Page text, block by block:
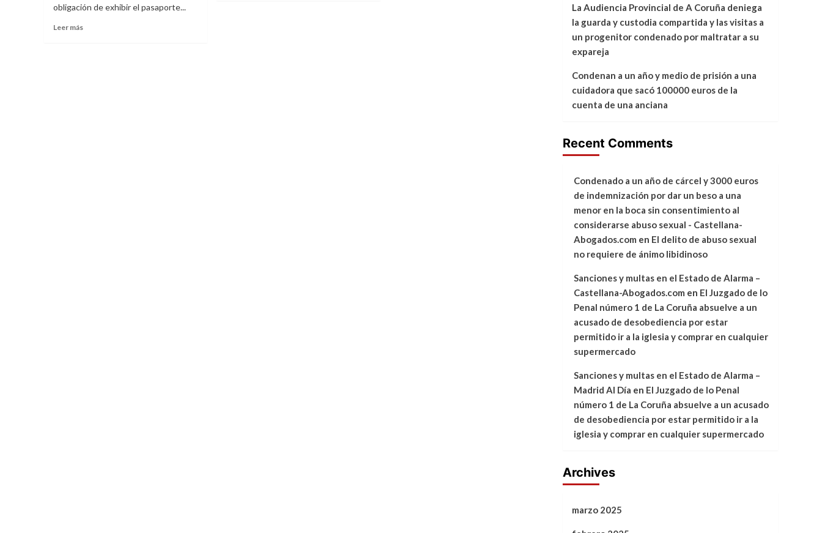
obligación de exhibir el pasaporte...
Leer más
La Audiencia Provincial de A Coruña deniega
la guarda y custodia compartida y las visitas a
un progenitor condenado por maltratar a su
expareja
Condenan a un año y medio de prisión a una
cuidadora que sacó 100000 euros de la
cuenta de una anciana
Recent Comments
Condenado a un año de cárcel y 3000 euros
de indemnización por dar un beso a una
menor en la boca sin consentimiento al
considerarse abuso sexual - Castellana-
Abogados.com en El delito de abuso sexual
no requiere de ánimo libidinoso
Sanciones y multas en el Estado de Alarma –
Castellana-Abogados.com en El Juzgado de lo
Penal número 1 de La Coruña absuelve a un
acusado de desobediencia por estar
permitido ir a la iglesia y comprar en cualquier
supermercado
Sanciones y multas en el Estado de Alarma –
Madrid Al Día en El Juzgado de lo Penal
número 1 de La Coruña absuelve a un acusado
de desobediencia por estar permitido ir a la
iglesia y comprar en cualquier supermercado
Archives
marzo 2025